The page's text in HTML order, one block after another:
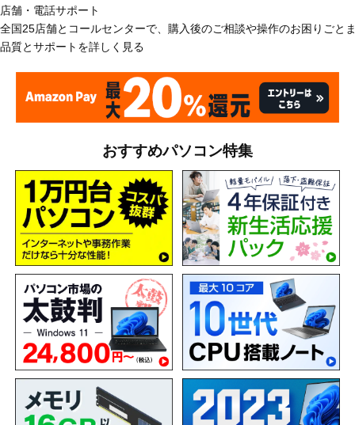
店舗・電話サポート
全国25店舗とコールセンターで、購入後のご相談や操作のお困りごと
品質とサポートを詳しく見る
おすすめパソコン特集